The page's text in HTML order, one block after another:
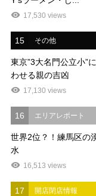
17,530 views
15 その他
東京”3大名門公立小”
わせる親の吉凶
17,130 views
16 エリアレポート
世界2位？！練馬区の
水
16,513 views
17 開店閉店情報